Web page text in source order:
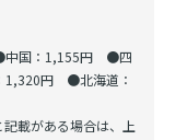
中国：1,155円 ●四
1,320円 ●北海道：
載がある場合は、上